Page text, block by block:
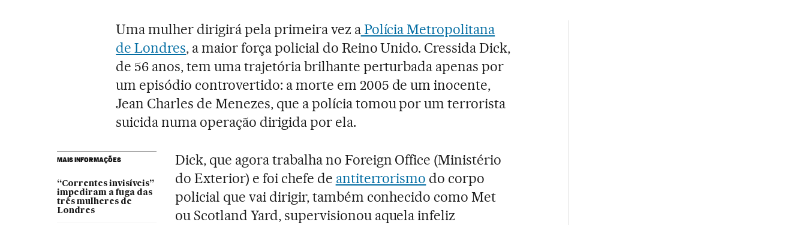
Uma mulher dirigirá pela primeira vez aPolícia Metropolitana
de Londres, a maior força policial do Reino Unido. Cressida Dick,
de 56 anos, tem uma trajetória brilhante perturbada apenas por
um episódio controvertido: a morte em 2005 de um inocente,
Jean Charles de Menezes, que a polícia tomou por um terrorista
suicida numa operação dirigida por ela.
MAIS INFORMAÇÕES
“Correntes invisíveis”
impediram a fuga das
três mulheres de
Londres
Dick, que agora trabalha no Foreign Office (Ministério
do Exterior) e foi chefe de antiterrorismo do corpo
policial que vai dirigir, também conhecido como Met
ou Scotland Yard, supervisionou aquela infeliz